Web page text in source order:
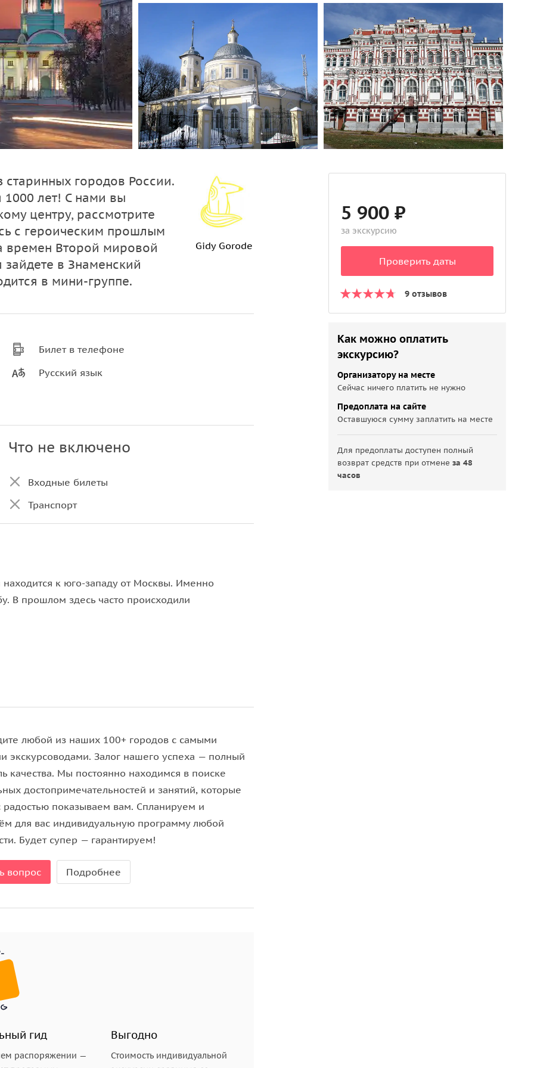
городов России.
1000 лет! С нами вы
центру, рассмотрите
с героическим прошлым
времен Второй мировой
в Знаменский
в мини-группе.
Gidy Gorode
Билет в телефоне
Русский язык
Что не включено
Входные билеты
Транспорт
к юго-западу от Москвы. Именно
В прошлом здесь часто происходили
это время здесь произошло многое. За 2 часа
Знаменском Кафедральном соборе, а еще
дат с 31 декабря по 8 января, мы просим
Спутник-8
любой из наших 100+ городов с самыми
экскурсоводами. Залог нашего успеха — полный
качества. Мы постоянно находимся в поиске
достопримечательностей и занятий, которые
радостью показываем вам. Спланируем и
для вас индивидуальную программу любой
Будет супер — гарантируем!
вопрос Подробнее
гид
распоряжении —
Выгодно
Стоимость индивидуальной
5 900 ₽
за экскурсию
Проверить даты
9 отзывов
Как можно оплатить
экскурсию?
Организатору на месте
Сейчас ничего платить не нужно
Предоплата на сайте
Оставшуюся сумму заплатить на месте
Для предоплаты доступен полный
возврат средств при отменеза 48
часов